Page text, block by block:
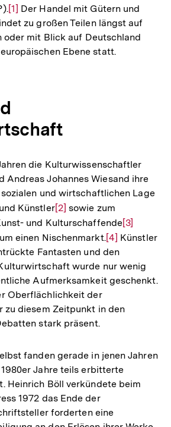
Zur
Auflösung
der
Fußnote
[1] Der Handel mit Gütern und
zu großen Teilen längst auf
oder mit Blick auf Deutschland
Ebene statt.
die Kulturwissenschaftler
Andreas Johannes Wiesand ihre
und wirtschaftlichen Lage
KünstlerZur
Auflösung
der
Fußnote
[2] sowie zum
und KulturschaffendeZur
Auflösung
Fußnote
[3]
einen Nischenmarkt.Zur
Auflösung
der
Fußnote
[4] Künstler
Fantasten und den
wurde nur wenig
Aufmerksamkeit geschenkt.
Oberflächlichkeit der
zu diesem Zeitpunkt in den
stark präsent.
fanden gerade in jenen Jahren
Jahre teils erbitterte
Heinrich Böll verkündete beim
1972 das Ende der
forderten eine